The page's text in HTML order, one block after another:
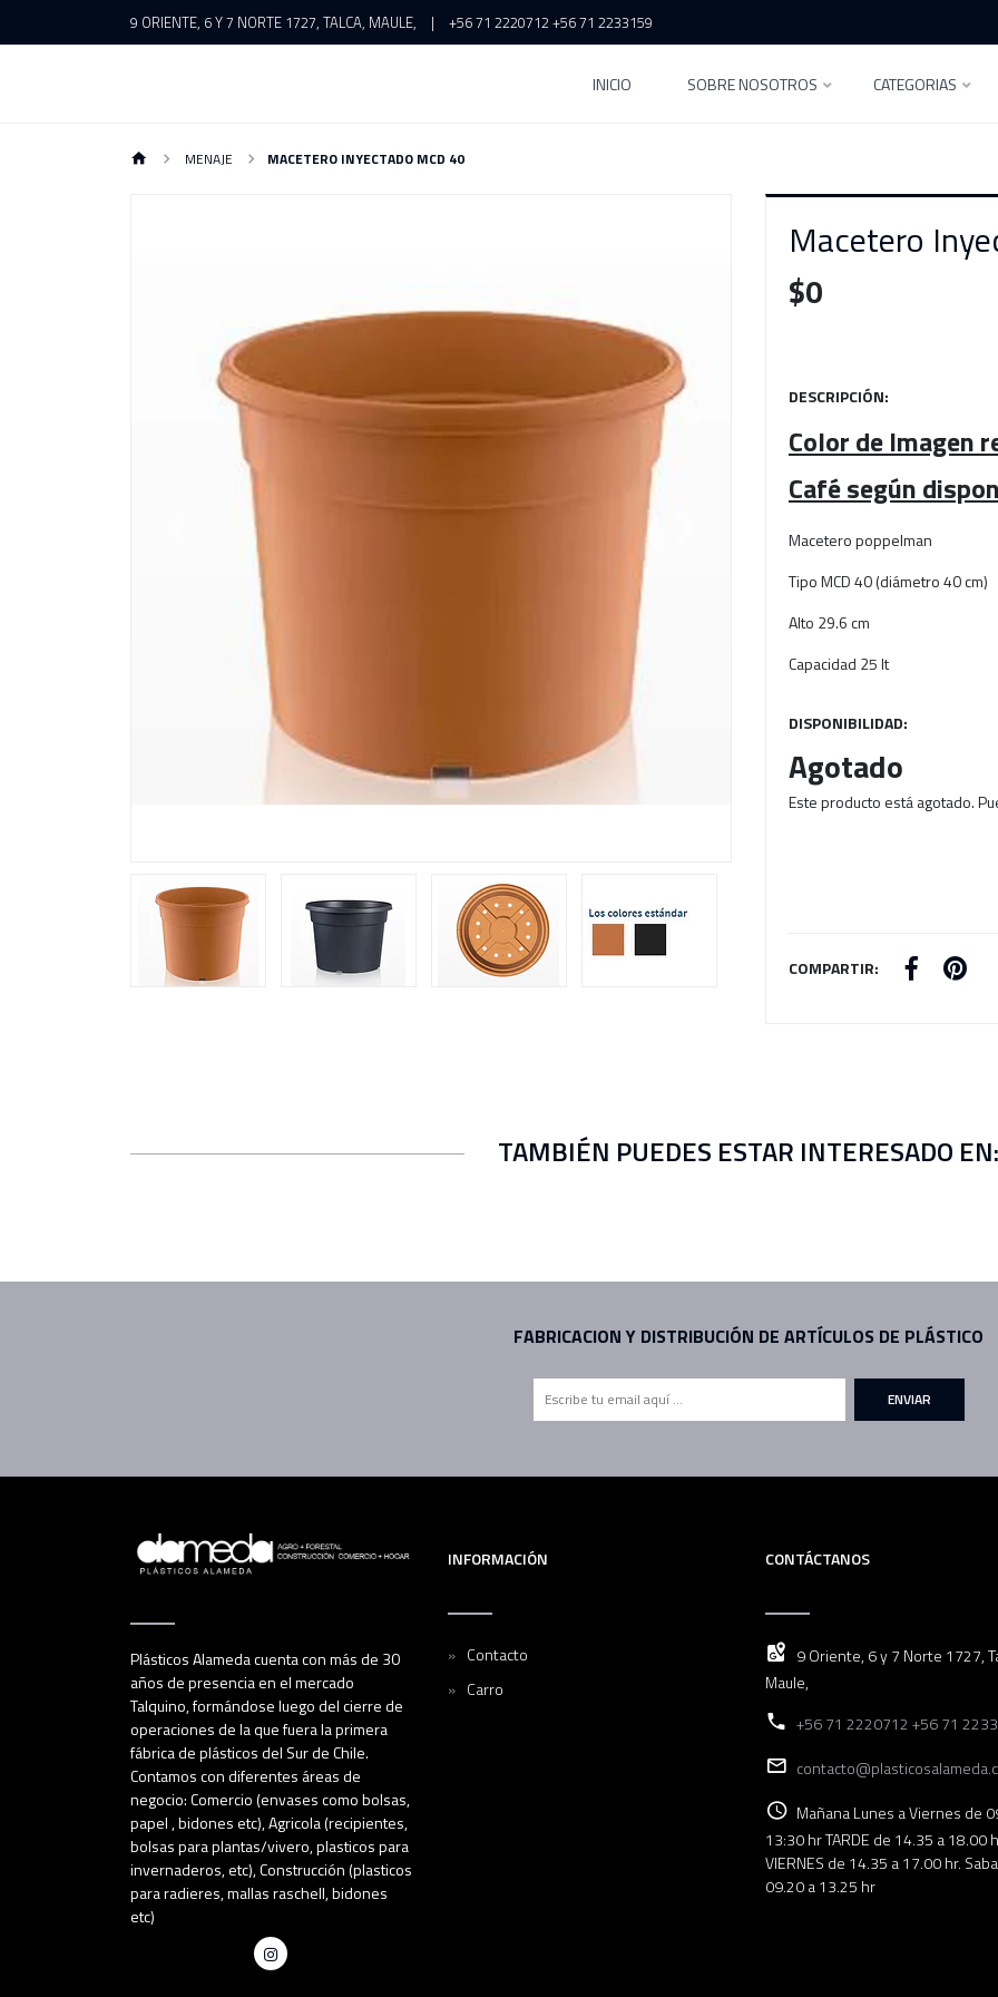
9 ORIENTE, 6 Y 7 NORTE 1727, TALCA, MAULE, | +56 71 2220712 +56 71 2233159
INICIO SOBRE NOSOTROS CATEGORIAS
MENAJE MACETERO INYECTADO MCD 40
Macetero
$0
DESCRIPCIÓN:
Color de Imagen
Café según
Macetero poppelman
Tipo MCD 40 (diámetro 40 cm)
Alto 29.6 cm
Capacidad 25 lt
DISPONIBILIDAD:
Agotado
Este producto está agotado.
COMPARTIR:
TAMBIÉN PUEDES ESTAR INTERESADO EN:
FABRICACION Y DISTRIBUCIÓN DE ARTÍCULOS DE PLÁSTICO
ENVIAR
Plásticos Alameda cuenta con más de 30
años de presencia en el mercado
Talquino, formándose luego del cierre de
operaciones de la que fuera la primera
fábrica de plásticos del Sur de Chile.
Contamos con diferentes áreas de
negocio: Comercio (envases como bolsas,
papel , bidones etc), Agricola (recipientes,
bolsas para plantas/vivero, plasticos para
invernaderos, etc), Construcción (plasticos
para radieres, mallas raschell, bidones
etc)
INFORMACIÓN
Contacto
Carro
CONTÁCTANOS
9 Oriente, 6 y 7 Norte 1727,
Maule,
+56 71 2220712 +56 71
Mañana Lunes a Viernes de
13:30 hr TARDE de 14.35 a 18.00
VIERNES de 14.35 a 17.00 hr.
09.20 a 13.25 hr